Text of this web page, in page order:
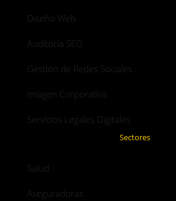
Diseño Web
Auditoría SEO
Gestión de Redes Sociales
Imagen Corporativa
Servicios Legales Digitales
Sectores
Salud
Aseguradoras